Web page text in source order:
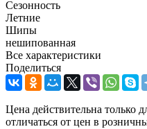
Сезонность
Летние
Шипы
нешипованная
Все характеристики
Поделиться
Цена действительна только
отличаться от цен в